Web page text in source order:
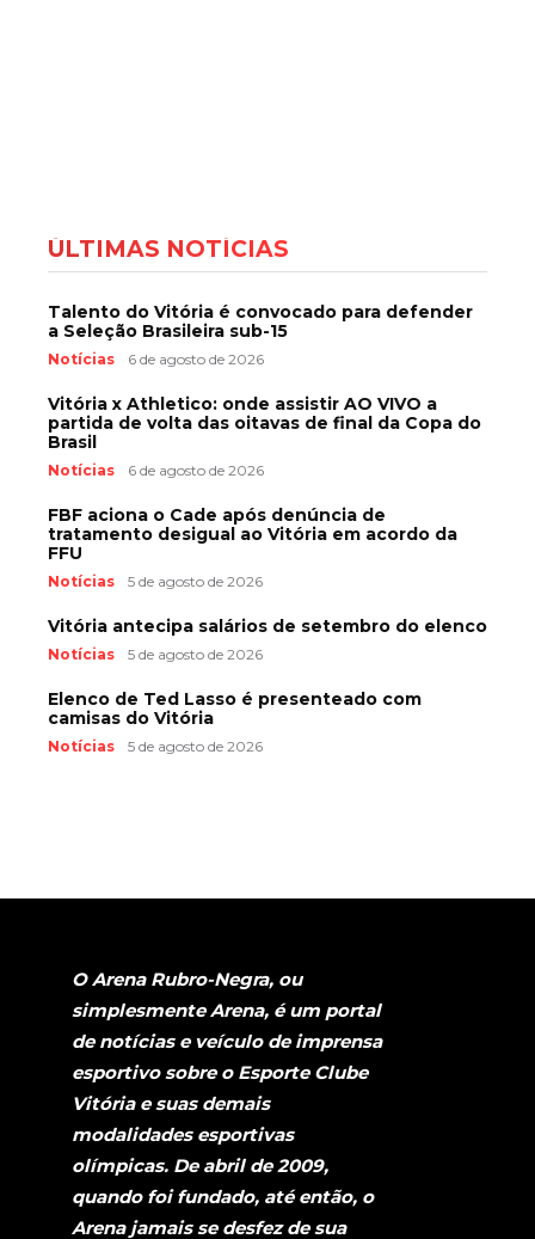
ÚLTIMAS NOTÍCIAS
Talento do Vitória é convocado para defender
a Seleção Brasileira sub-15
Notícias 6 de agosto de 2026
Vitória x Athletico: onde assistir AO VIVO a
partida de volta das oitavas de final da Copa do
Brasil
Notícias 6 de agosto de 2026
FBF aciona o Cade após denúncia de
tratamento desigual ao Vitória em acordo da
FFU
Notícias 5 de agosto de 2026
Vitória antecipa salários de setembro do elenco
Notícias 5 de agosto de 2026
Elenco de Ted Lasso é presenteado com
camisas do Vitória
Notícias 5 de agosto de 2026
O Arena Rubro-Negra, ou
simplesmente Arena, é um portal
de notícias e veículo de imprensa
esportivo sobre o Esporte Clube
Vitória e suas demais
modalidades esportivas
olímpicas. De abril de 2009,
quando foi fundado, até então, o
Arena jamais se desfez de sua